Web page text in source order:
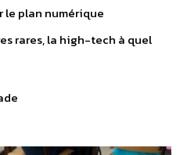
le plan numérique
rares, la high-tech à quel